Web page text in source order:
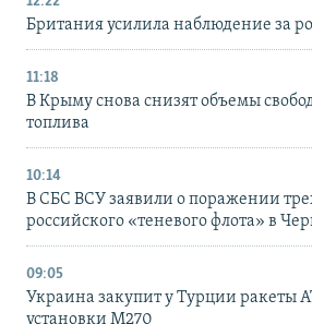
Британия усилила наблюдение за
11:18
В Крыму снова снизят объемы
топлива
10:14
В СБС ВСУ заявили о поражении
российского «теневого флота» в
09:05
Украина закупит у Турции ракеты
установки M270